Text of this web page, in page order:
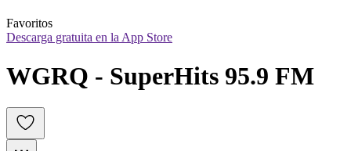
Favoritos
Descarga gratuita en la App Store
WGRQ - SuperHits 95.9 FM